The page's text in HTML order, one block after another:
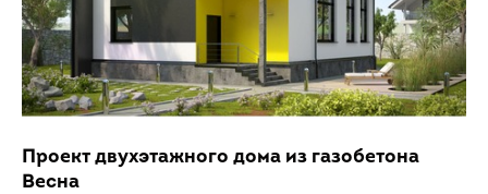
Проект двухэтажного дома из газобетона
Весна